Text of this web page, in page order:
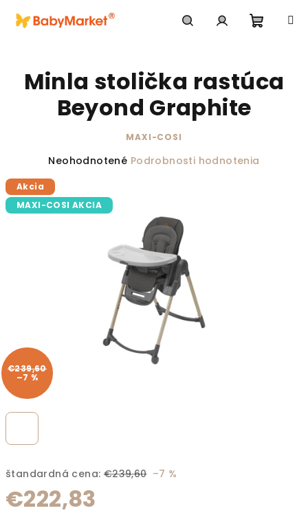
štandardná cena: €239,60 –7 %
€222,83
Minla stolička rastúca
Beyond Graphite
MAXI-COSI
Priemerné hodnotenie produktu je 0,0 z 5
Neohodnotené Podrobnosti hodnotenia
Akcia
MAXI-COSI AKCIA
€239,60
–7 %